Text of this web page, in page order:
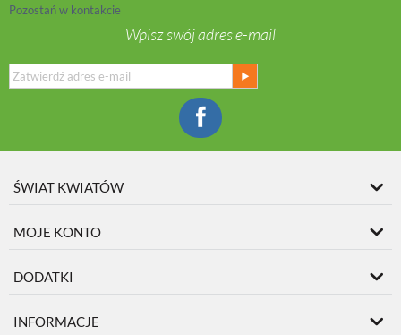
Pozostań w kontakcie
Wpisz swój adres e-mail
ŚWIAT KWIATÓW
MOJE KONTO
DODATKI
INFORMACJE